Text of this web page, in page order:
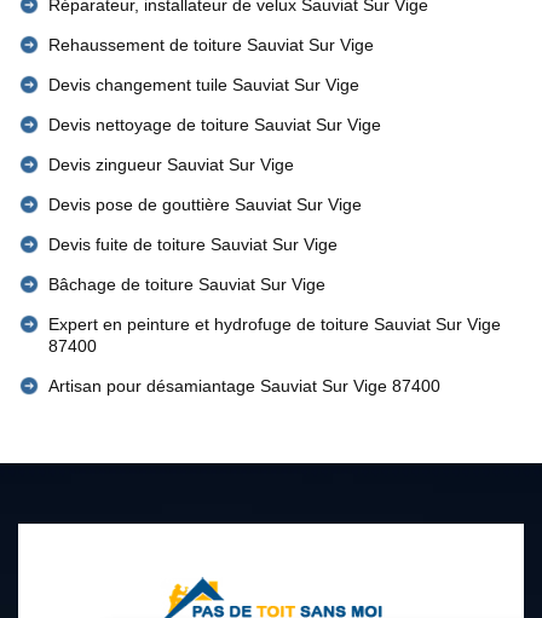
Réparateur, installateur de velux Sauviat Sur Vige
Rehaussement de toiture Sauviat Sur Vige
Devis changement tuile Sauviat Sur Vige
Devis nettoyage de toiture Sauviat Sur Vige
Devis zingueur Sauviat Sur Vige
Devis pose de gouttière Sauviat Sur Vige
Devis fuite de toiture Sauviat Sur Vige
Bâchage de toiture Sauviat Sur Vige
Expert en peinture et hydrofuge de toiture Sauviat Sur Vige
87400
Artisan pour désamiantage Sauviat Sur Vige 87400